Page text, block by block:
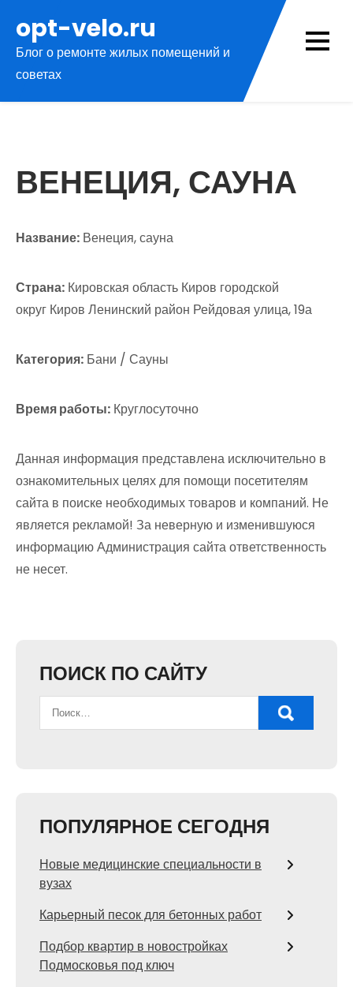
содержимому
opt-velo.ru
Блог о ремонте жилых помещений и
советах
ВЕНЕЦИЯ, САУНА
Название: Венеция, сауна
Страна: Кировская область Киров городской
округ Киров Ленинский район Рейдовая улица, 19а
Категория: Бани / Сауны
Время работы: Круглосуточно
Данная информация представлена исключительно в
ознакомительных целях для помощи посетителям
сайта в поиске необходимых товаров и компаний. Не
является рекламой! За неверную и изменившуюся
информацию Администрация сайта ответственность
не несет.
ПОИСК ПО САЙТУ
ПОПУЛЯРНОЕ СЕГОДНЯ
Новые медицинские специальности в
вузах
Карьерный песок для бетонных работ
Подбор квартир в новостройках
Подмосковья под ключ